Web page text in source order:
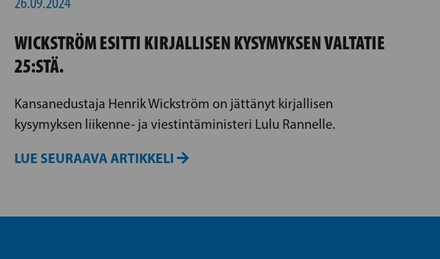
WICKSTRÖM ESITTI KIRJALLISEN KYSYMYKSEN VALTATIE
25:STÄ.
Kansanedustaja Henrik Wickström on jättänyt kirjallisen
kysymyksen liikenne- ja viestintäministeri Lulu Rannelle.
LUE SEURAAVA ARTIKKELI